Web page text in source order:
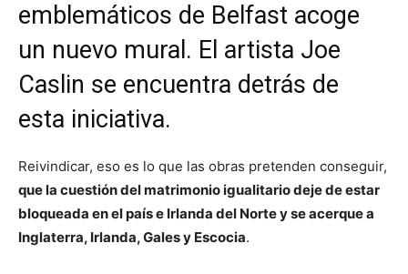
emblemáticos de Belfast acoge
un nuevo mural. El artista Joe
Caslin se encuentra detrás de
esta iniciativa.
Reivindicar, eso es lo que las obras pretenden conseguir,
que la cuestión del matrimonio igualitario deje de estar
bloqueada en el país e Irlanda del Norte y se acerque a
Inglaterra, Irlanda, Gales y Escocia.